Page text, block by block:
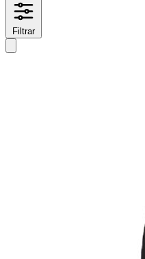
Filtrar